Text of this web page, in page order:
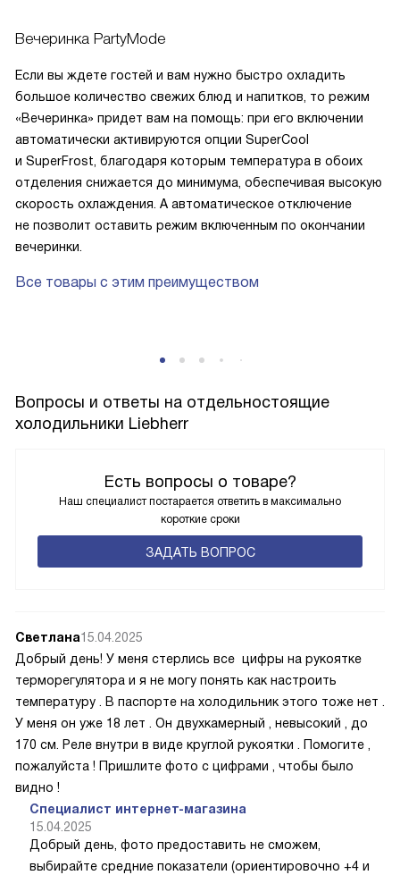
Вечеринка PartyMode
Если вы ждете гостей и вам нужно быстро охладить
большое количество свежих блюд и напитков, то режим
«Вечеринка» придет вам на помощь: при его включении
автоматически активируются опции SuperCool
и SuperFrost, благодаря которым температура в обоих
отделения снижается до минимума, обеспечивая высокую
скорость охлаждения. А автоматическое отключение
не позволит оставить режим включенным по окончании
вечеринки.
Все товары с этим преимуществом
Вопросы и ответы на отдельностоящие
холодильники Liebherr
Есть вопросы о товаре?
Наш специалист постарается ответить в максимально
короткие сроки
ЗАДАТЬ ВОПРОС
Светлана15.04.2025
Добрый день! У меня стерлись все цифры на рукоятке
терморегулятора и я не могу понять как настроить
температуру . В паспорте на холодильник этого тоже нет .
У меня он уже 18 лет . Он двухкамерный , невысокий , до
170 см. Реле внутри в виде круглой рукоятки . Помогите ,
пожалуйста ! Пришлите фото с цифрами , чтобы было
видно !
Специалист интернет-магазина
15.04.2025
Добрый день, фото предоставить не сможем,
выбирайте средние показатели (ориентировочно +4 и